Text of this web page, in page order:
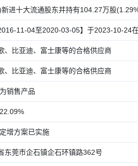
进十大流通股东并持有104.27万股
11-04至2020-03-05】于2023-10-24
、比亚迪、富士康等的合格供应商
、比亚迪、富士康等的合格供应商
销售产品
增方案已实施
东莞市企石镇企石环镇路362号